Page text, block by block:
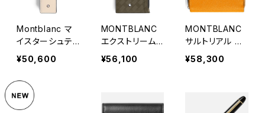
Montblanc マ
イスターシュテ
ュック エンベロ
ープ ペンポーチ
2本用
¥50,600
MONTBLANC
エクストリーム3.
0 カードホルダ
ー 8cc Zip カ
¥56,100
MONTBLANC
サルトリアル ウ
ォレットミニ 2cc
Zip Around
¥58,300